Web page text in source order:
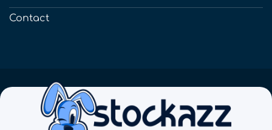
Contact